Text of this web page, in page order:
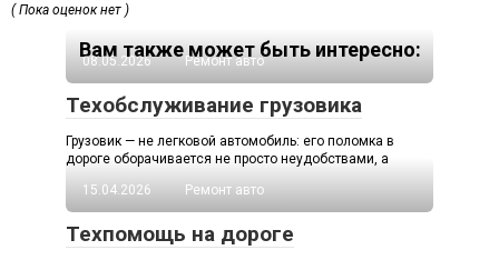
( Пока оценок нет )
Вам также может быть интересно:
08.05.2026 Ремонт авто
Техобслуживание грузовика
Грузовик — не легковой автомобиль: его поломка в
дороге оборачивается не просто неудобствами, а
15.04.2026
Ремонт авто
Техпомощь на дороге